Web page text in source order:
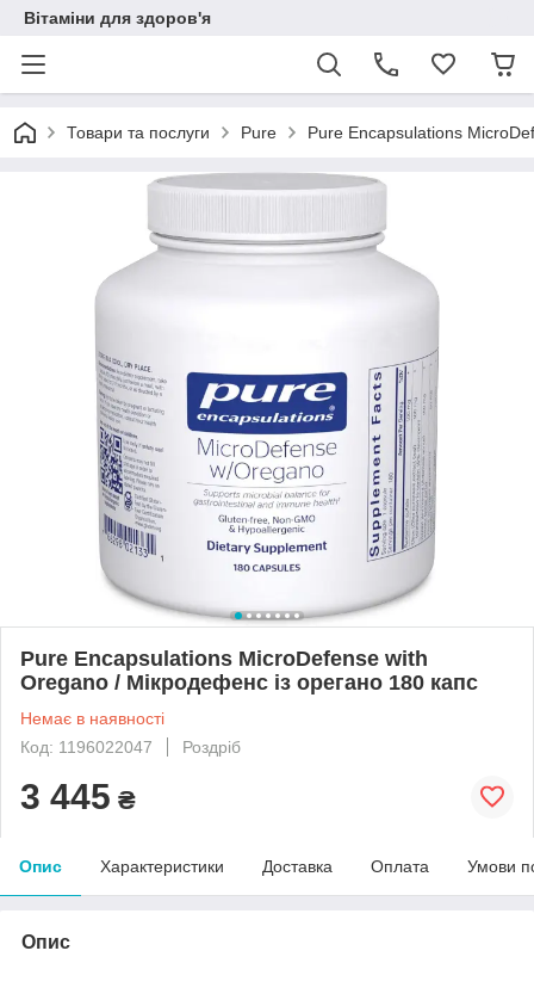
Вітаміни для здоров'я
Товари та послуги Pure Pure Encapsulations
Pure Encapsulations MicroDefense with
Oregano / Мікродефенс із орегано 180 капс
Немає в наявності
Код: 1196022047
Роздріб
3 445 ₴
Опис Характеристики Доставка Оплата Умови
Опис